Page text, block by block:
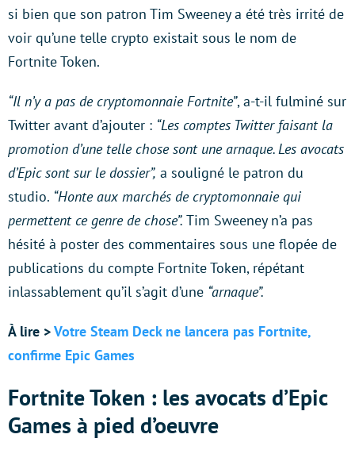
si bien que son patron Tim Sweeney a été très irrité de
voir qu’une telle crypto existait sous le nom de
Fortnite Token.
“Il n’y a pas de cryptomonnaie Fortnite”, a-t-il fulminé sur
Twitter avant d’ajouter : “Les comptes Twitter faisant la
promotion d’une telle chose sont une arnaque. Les avocats
d’Epic sont sur le dossier”, a souligné le patron du
studio. “Honte aux marchés de cryptomonnaie qui
permettent ce genre de chose”. Tim Sweeney n’a pas
hésité à poster des commentaires sous une flopée de
publications du compte Fortnite Token, répétant
inlassablement qu’il s’agit d’une “arnaque”.
À lire >Votre Steam Deck ne lancera pas Fortnite,
confirme Epic Games
Fortnite Token : les avocats d’Epic
Games à pied d’oeuvre